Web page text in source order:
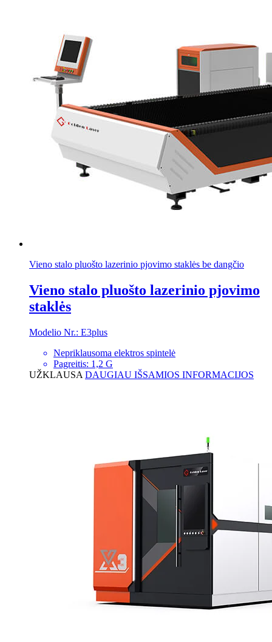
Vieno stalo pluošto lazerinio pjovimo staklės be dangčio
Vieno stalo pluošto lazerinio pjovimo
staklės
Modelio Nr.: E3plus
Nepriklausoma elektros spintelė
Pagreitis: 1,2 G
UŽKLAUSA DAUGIAU IŠSAMIOS INFORMACIJOS